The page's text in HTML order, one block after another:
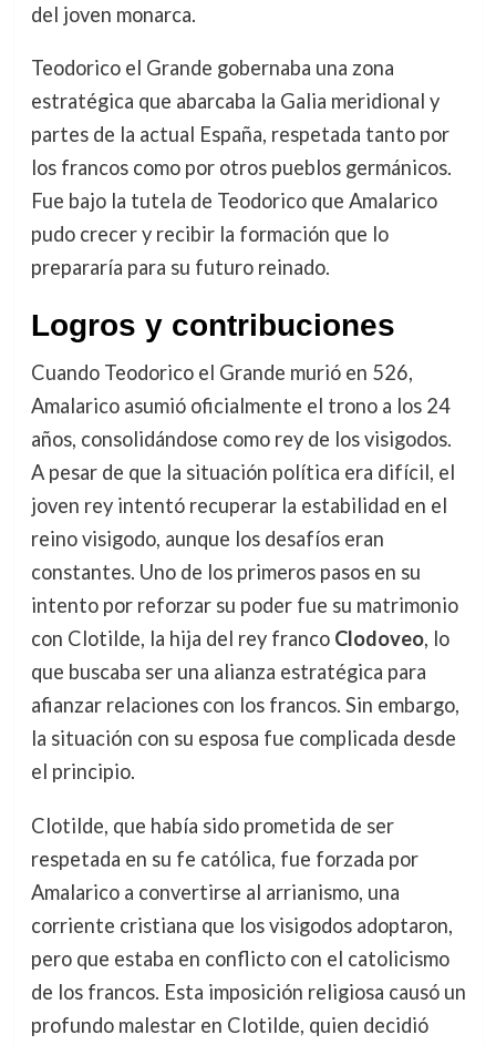
del joven monarca.
Teodorico el Grande gobernaba una zona
estratégica que abarcaba la Galia meridional y
partes de la actual España, respetada tanto por
los francos como por otros pueblos germánicos.
Fue bajo la tutela de Teodorico que Amalarico
pudo crecer y recibir la formación que lo
prepararía para su futuro reinado.
Logros y contribuciones
Cuando Teodorico el Grande murió en 526,
Amalarico asumió oficialmente el trono a los 24
años, consolidándose como rey de los visigodos.
A pesar de que la situación política era difícil, el
joven rey intentó recuperar la estabilidad en el
reino visigodo, aunque los desafíos eran
constantes. Uno de los primeros pasos en su
intento por reforzar su poder fue su matrimonio
con Clotilde, la hija del rey franco Clodoveo, lo
que buscaba ser una alianza estratégica para
afianzar relaciones con los francos. Sin embargo,
la situación con su esposa fue complicada desde
el principio.
Clotilde, que había sido prometida de ser
respetada en su fe católica, fue forzada por
Amalarico a convertirse al arrianismo, una
corriente cristiana que los visigodos adoptaron,
pero que estaba en conflicto con el catolicismo
de los francos. Esta imposición religiosa causó un
profundo malestar en Clotilde, quien decidió